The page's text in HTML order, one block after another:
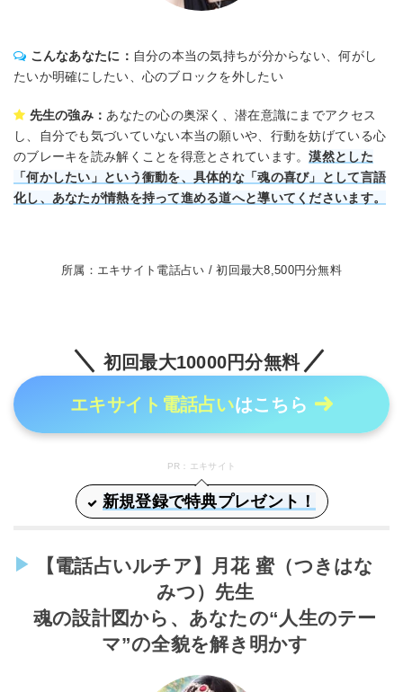
こんなあなたに： 自分の本当の気持ちが分からない、何がし
たいか明確にしたい、心のブロックを外したい
先生の強み： あなたの心の奥深く、潜在意識にまでアクセス
し、自分でも気づいていない本当の願いや、行動を妨げている心
のブレーキを読み解くことを得意とされています。漠然とした
「何かしたい」という衝動を、具体的な「魂の喜び」として言語
化し、あなたが情熱を持って進める道へと導いてくださいます。
所属：エキサイト電話占い / 初回最大8,500円分無料
初回最大10000円分無料
エキサイト電話占いはこちら
PR：エキサイト
新規登録で特典プレゼント！
【電話占いルチア】月花 蜜（つきはな
みつ）先生
魂の設計図から、あなたの“人生のテー
マ”の全貌を解き明かす